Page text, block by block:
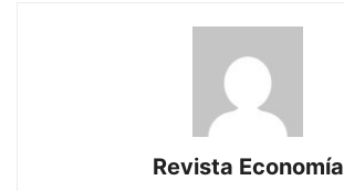
Revista Economía